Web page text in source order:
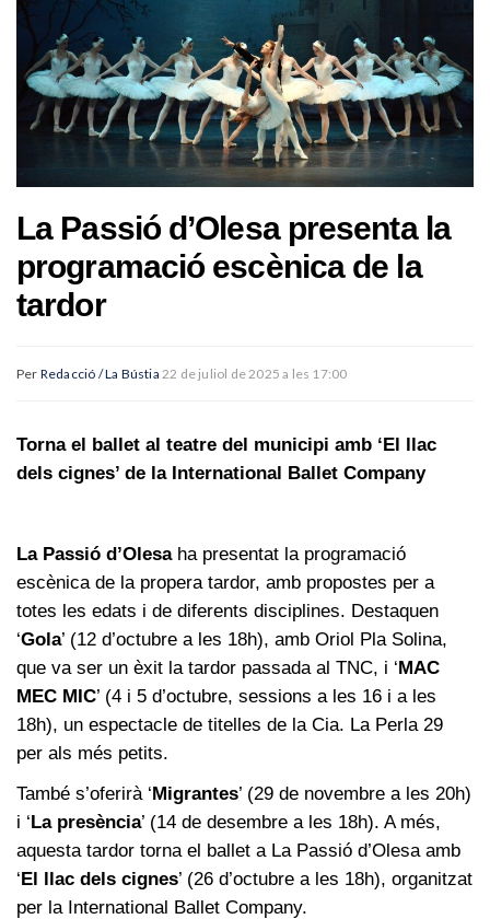
La Passió d’Olesa presenta la
programació escènica de la
tardor
Per Redacció / La Bústia 22 de juliol de 2025 a les 17:00
Torna el ballet al teatre del municipi amb ‘El llac
dels cignes’ de la International Ballet Company
La Passió d’Olesaha presentat la programació
escènica de la propera tardor, amb propostes per a
totes les edats i de diferents disciplines. Destaquen
‘Gola’ (12 d’octubre a les 18h), amb Oriol Pla Solina,
que va ser un èxit la tardor passada al TNC, i ‘MAC
MEC MIC’ (4 i 5 d’octubre, sessions a les 16 i a les
18h), un espectacle de titelles de la Cia. La Perla 29
per als més petits.
També s’oferirà ‘Migrantes’ (29 de novembre a les 20h)
i ‘La presència’ (14 de desembre a les 18h). A més,
aquesta tardor torna el ballet a La Passió d’Olesa amb
‘El llac dels cignes’ (26 d’octubre a les 18h), organitzat
per la International Ballet Company.